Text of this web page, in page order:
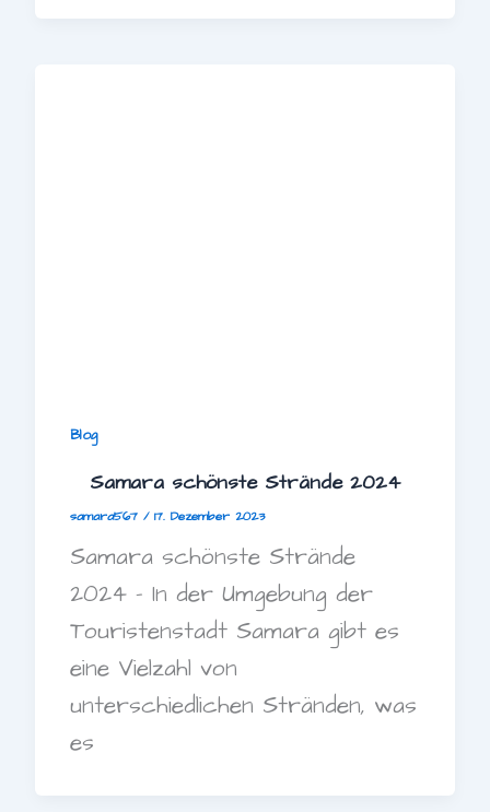
Blog
Samara schönste Strände 2024
samara567 / 17. Dezember 2023
Samara schönste Strände
2024 – In der Umgebung der
Touristenstadt Samara gibt es
eine Vielzahl von
unterschiedlichen Stränden, was
es